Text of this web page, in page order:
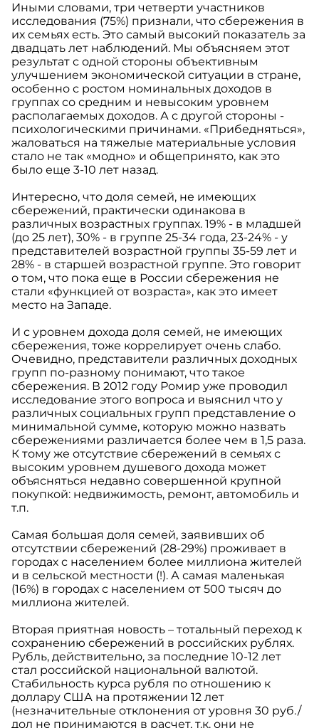
Иными словами, три четверти участников
исследования (75%) признали, что сбережения в
их семьях есть. Это самый высокий показатель за
двадцать лет наблюдений. Мы объясняем этот
результат с одной стороны объективным
улучшением экономической ситуации в стране,
особенно с ростом номинальных доходов в
группах со средним и невысоким уровнем
располагаемых доходов. А с другой стороны -
психологическими причинами. «Прибедняться»,
жаловаться на тяжелые материальные условия
стало не так «модно» и общепринято, как это
было еще 3-10 лет назад.
Интересно, что доля семей, не имеющих
сбережений, практически одинакова в
различных возрастных группах. 19% - в младшей
(до 25 лет), 30% - в группе 25-34 года, 23-24% - у
представителей возрастной группы 35-59 лет и
28% - в старшей возрастной группе. Это говорит
о том, что пока еще в России сбережения не
стали «функцией от возраста», как это имеет
место на Западе.
И с уровнем дохода доля семей, не имеющих
сбережения, тоже коррелирует очень слабо.
Очевидно, представители различных доходных
групп по-разному понимают, что такое
сбережения. В 2012 году Ромир уже проводил
исследование этого вопроса и выяснил что у
различных социальных групп представление о
минимальной сумме, которую можно назвать
сбережениями различается более чем в 1,5 раза.
К тому же отсутствие сбережений в семьях с
высоким уровнем душевого дохода может
объясняться недавно совершенной крупной
покупкой: недвижимость, ремонт, автомобиль и
т.п.
Самая большая доля семей, заявивших об
отсутствии сбережений (28-29%) проживает в
городах с населением более миллиона жителей
и в сельской местности (!). А самая маленькая
(16%) в городах с населением от 500 тысяч до
миллиона жителей.
Вторая приятная новость – тотальный переход к
сохранению сбережений в российских рублях.
Рубль, действительно, за последние 10-12 лет
стал российской национальной валютой.
Стабильность курса рубля по отношению к
доллару США на протяжении 12 лет
(незначительные отклонения от уровня 30 руб./
дол не принимаются в расчет, т.к. они не